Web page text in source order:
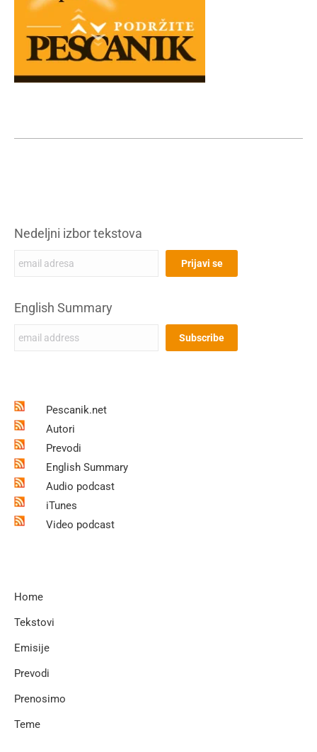
Nedeljni izbor tekstova
English Summary
Pescanik.net
Autori
Prevodi
English Summary
Audio podcast
iTunes
Video podcast
Home
Tekstovi
Emisije
Prevodi
Prenosimo
Teme